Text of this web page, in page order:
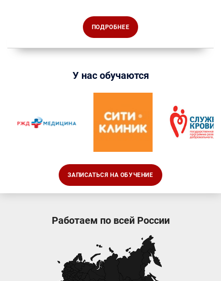
ПОДРОБНЕЕ
У нас обучаются
ЗАПИСАТЬСЯ НА ОБУЧЕНИЕ
Работаем по всей России